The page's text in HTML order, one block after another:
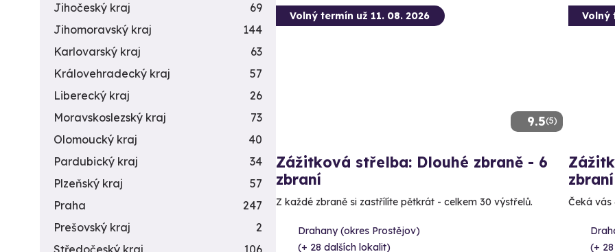
9.5(5)
Volný termín už 11. 08. 2026
Zážitková střelba: Dlouhé zbraně - 6
zbraní
Z každé zbraně si zastřílíte pětkrát - celkem 30 výstřelů.
Drahany (okres Prostějov)
(+ 28 dalších lokalit)
Volný
zbraní
Čeká vás
(+
Jihočeský kraj
69
Jihomoravský kraj
144
Karlovarský kraj
63
Královehradecký kraj
57
Liberecký kraj
26
Moravskoslezský kraj
73
Olomoucký kraj
40
Pardubický kraj
34
Plzeňský kraj
57
Praha
247
Prešovský kraj
2
Středočeský kraj
106